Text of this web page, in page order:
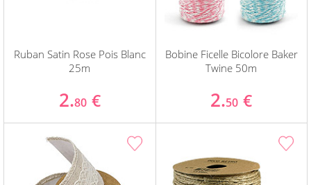
Ruban Satin Rose Pois Blanc
25m
2.80 €
Bobine Ficelle Bicolore Baker
Twine 50m
2.50 €